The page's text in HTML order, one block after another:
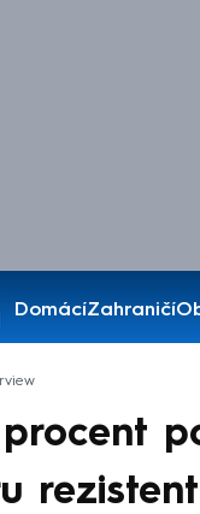
DomácíZahraničí
Pořady